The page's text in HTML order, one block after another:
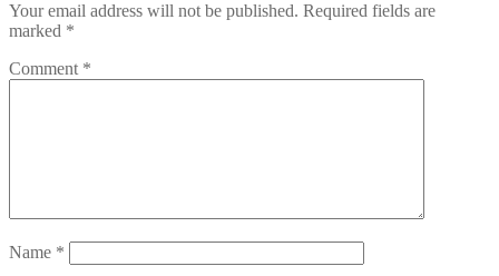
Your email address will not be published. Required fields are
marked *
Comment *
Name *